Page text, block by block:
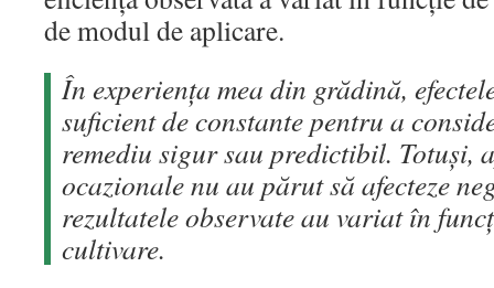
de modul de aplicare.
În experiența mea din grădină,
suficient de constante pentru a
remediu sigur sau predictibil. Totuși,
ocazionale nu au părut să afecteze
rezultatele observate au variat în
cultivare.